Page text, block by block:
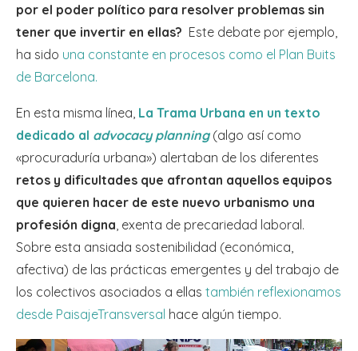
por el poder político para resolver problemas sin
tener que invertir en ellas? Este debate por ejemplo,
ha sido una constante en procesos como el Plan Buits
de Barcelona.
En esta misma línea, La Trama Urbana en un texto
dedicado al advocacy planning(algo así como
«procuraduría urbana») alertaban de los diferentes
retos y dificultades que afrontan aquellos equipos
que quieren hacer de este nuevo urbanismo una
profesión digna , exenta de precariedad laboral.
Sobre esta ansiada sostenibilidad (económica,
afectiva) de las prácticas emergentes y del trabajo de
los colectivos asociados a ellas también reflexionamos
desde PaisajeTransversal hace algún tiempo.